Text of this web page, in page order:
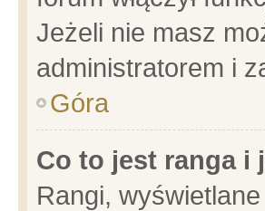
Jeżeli nie masz
administratorem i
Góra
Co to jest ranga i
Rangi,